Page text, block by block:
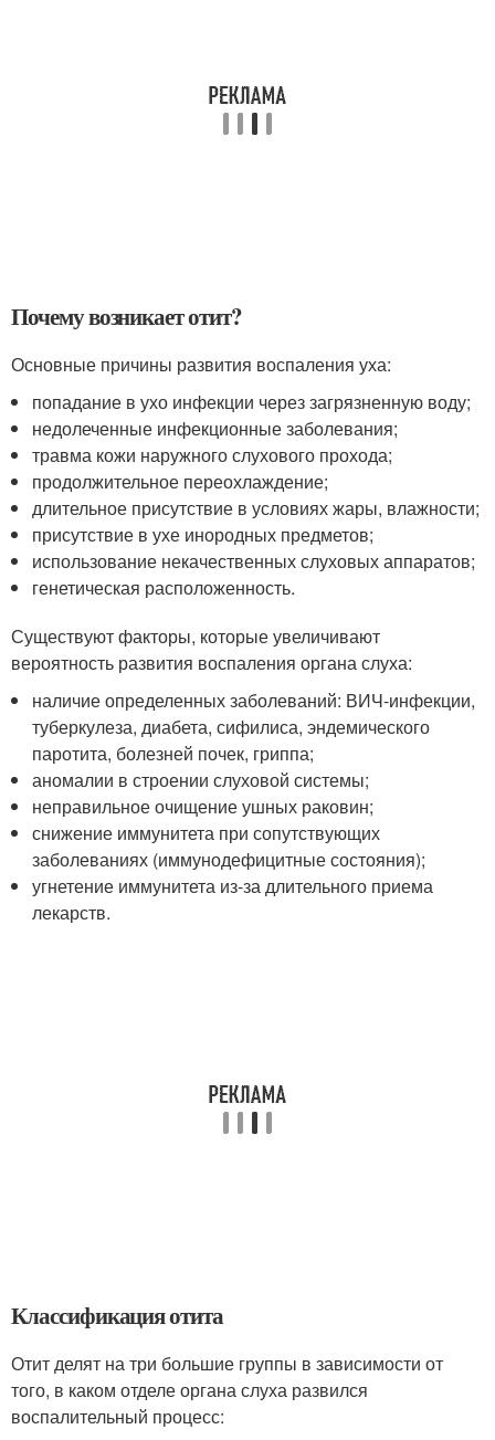
Почему возникает отит?
Основные причины развития воспаления уха:
попадание в ухо инфекции через загрязненную воду;
недолеченные инфекционные заболевания;
травма кожи наружного слухового прохода;
продолжительное переохлаждение;
длительное присутствие в условиях жары, влажности;
присутствие в ухе инородных предметов;
использование некачественных слуховых аппаратов;
генетическая расположенность.
Существуют факторы, которые увеличивают
вероятность развития воспаления органа слуха:
наличие определенных заболеваний: ВИЧ-инфекции,
туберкулеза, диабета, сифилиса, эндемического
паротита, болезней почек, гриппа;
аномалии в строении слуховой системы;
неправильное очищение ушных раковин;
снижение иммунитета при сопутствующих
заболеваниях (иммунодефицитные состояния);
угнетение иммунитета из-за длительного приема
лекарств.
Классификация отита
Отит делят на три большие группы в зависимости от
того, в каком отделе органа слуха развился
воспалительный процесс: